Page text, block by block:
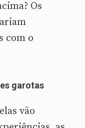
Os
com o
garotas
vão